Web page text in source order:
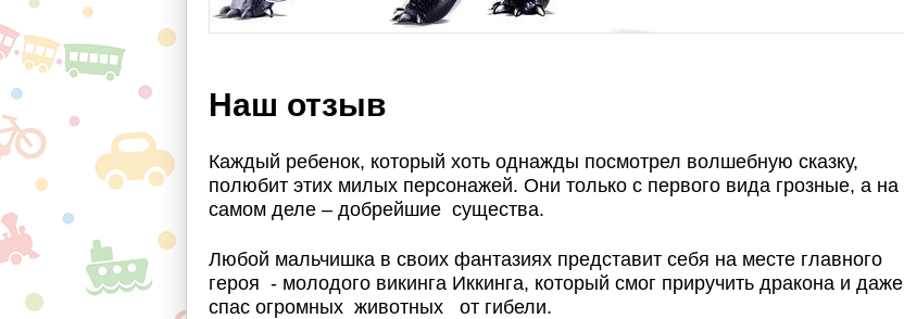
Наш отзыв
Каждый ребенок, который хоть однажды посмотрел волшебную сказку,
полюбит этих милых персонажей. Они только с первого вида грозные, а на
самом деле – добрейшие существа.
Любой мальчишка в своих фантазиях представит себя на месте главного
героя - молодого викинга Иккинга, который смог приручить дракона и даже
спас огромных животных от гибели.